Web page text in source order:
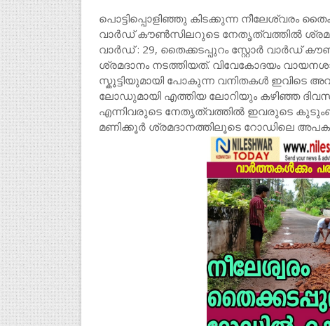
പൊട്ടിപ്പൊളിഞ്ഞു കിടക്കുന്ന നീലേശ്വരം
വാർഡ് കൗൺസിലറുടെ നേതൃത്വത്തിൽ
വാർഡ് : 29, തൈക്കടപ്പുറം സ്റ്റോർ വാർഡ്
ശ്രമദാനം നടത്തിയത്. വിവേകോദയം
സ്കൂട്ടിയുമായി പോകുന്ന വനിതകൾ ഇവിടെ
ലോഡുമായി എത്തിയ ലോറിയും കഴിഞ്ഞ
എന്നിവരുടെ നേതൃത്വത്തിൽ ഇവരുടെ
മണിക്കൂർ ശ്രമദാനത്തിലൂടെ റോഡിലെ